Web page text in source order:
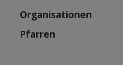
Organisationen
Pfarren